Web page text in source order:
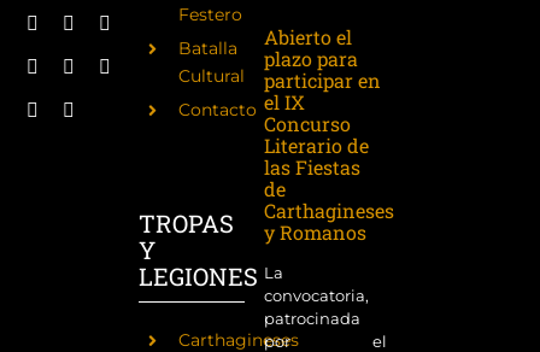
Festero
Batalla
Cultural
Contacto
TROPAS
Y
LEGIONES
Carthagineses
Abierto el
plazo para
participar en
el IX
Concurso
Literario de
las Fiestas
de
Carthagineses
y Romanos
La
convocatoria,
patrocinada
por el